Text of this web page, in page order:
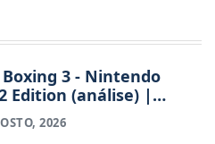
3 - Nintendo
Edition (análise) |
mas ainda
ritmo2026